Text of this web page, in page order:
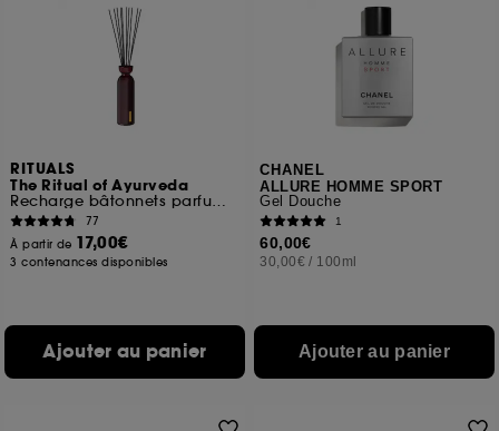
RITUALS
The Ritual of Ayurveda
Recharge bâtonnets parfumés
77
À partir de 17,00€
3 contenances disponibles
Ajouter au panier
CHANEL
ALLURE HOMME SPORT
Gel Douche
1
60,00€
30,00€ / 100ml
Ajouter au panier